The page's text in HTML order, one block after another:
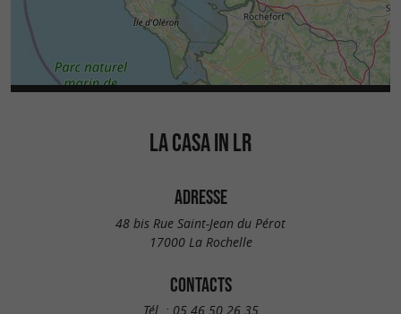
LA CASA IN LR
ADRESSE
48 bis Rue Saint-Jean du Pérot
17000 La Rochelle
CONTACTS
Tél. : 05 46 50 26 35